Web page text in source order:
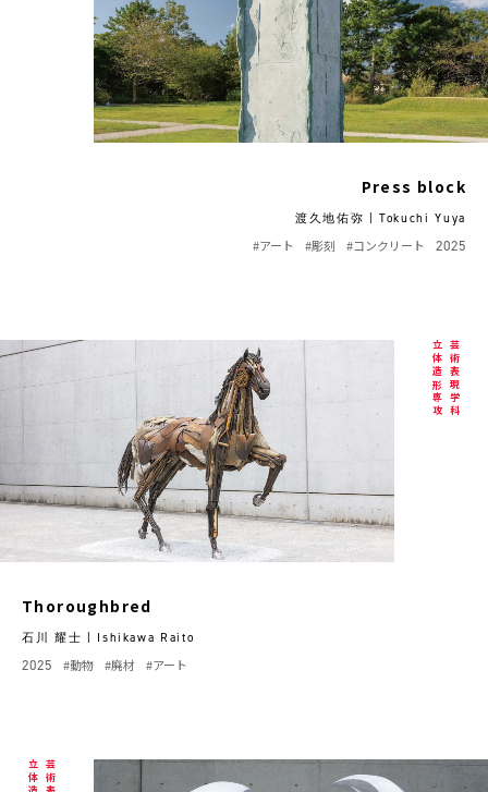
Press block
渡久地佑弥 | Tokuchi Yuya
2025
#コンクリート
#彫刻
#アート
芸術表現学科
立体造形専攻
Thoroughbred
石川 耀士 | Ishikawa Raito
2025 #動物 #廃材 #アート